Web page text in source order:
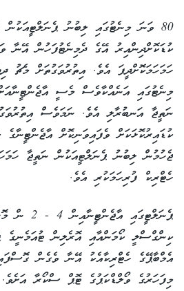
80 ވަނަ މިނެޓުގައި ލިބުނު
ކުޑަކޮށްދިންއިރު އޭގެ ދެމިނެޓުފަހުން އޭނާ
މިނެޓުގައި އަނެއްކާވެސް މެސީ
ނަތީޖާ އަނބުރާލި އެވެ. ނަމަވެސް
ކުޑައިރުކޮޅަކަށް ވެފައިވަނިކޮށް އާޖެންޓީނާގެ
ޖެހުމުން ލިބުނު ޕެނަލްޓީއަކުން ނަތީޖާ
ހެޓްރިކް ފުރިހަމަކުރި އެވެ.
ޕެނަލްޓީގައި
ކިންގްސްލީ ކޯމަންއާއި އޮރެލިން ޓުއަމެނީގެ